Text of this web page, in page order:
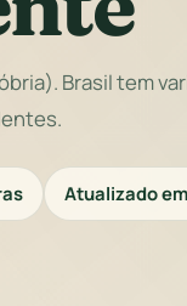
Brasil tem
Atualizado